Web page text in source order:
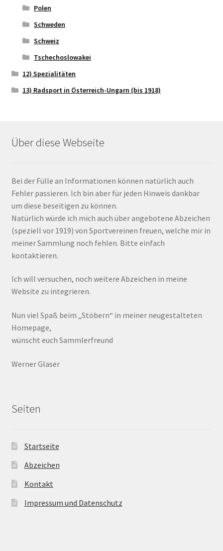
Polen
Schweden
Schweiz
Tschechoslowakei
12) Spezialitäten
13) Radsport in Österreich-Ungarn (bis 1918)
Über diese Webseite
Bei der Fülle an Informationen können natürlich auch
Fehler passieren. Ich bin aber für jeden Hinweis dankbar
um diese beseitigen zu können.
Natürlich würde ich mich auch über angebotene Abzeichen
(speziell vor 1919) von Sportvereinen freuen, welche mir in
meiner Sammlung noch fehlen. Bitte einfach
kontaktieren.
Ich will versuchen, noch weitere Abzeichen in meine
Website zu integrieren.
Nun viel Spaß beim „Stöbern“ in meiner neugestalteten
Homepage,
wünscht euch Sammlerfreund
Werner Glaser
Seiten
Startseite
Abzeichen
Kontakt
Impressum und Datenschutz